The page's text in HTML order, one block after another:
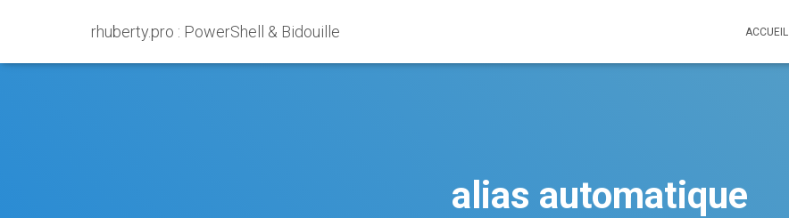
rhuberty.pro : PowerShell & Bidouille ACCUEIL
alias automatique